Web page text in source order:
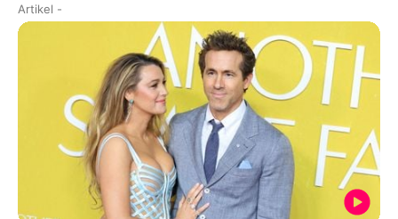
Artikel -